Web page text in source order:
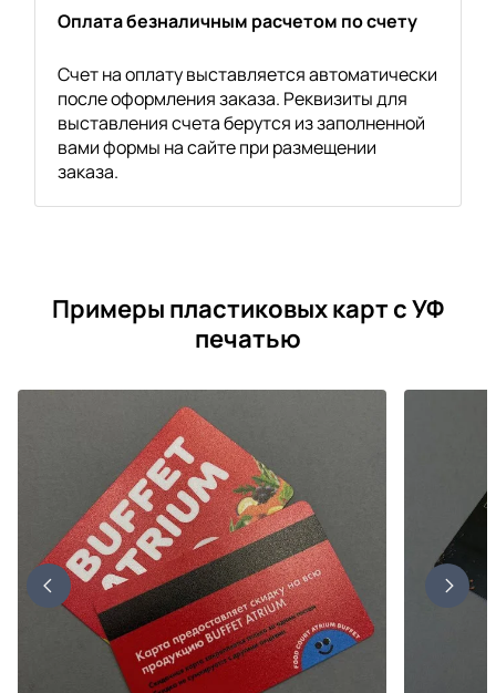
Оплата безналичным расчетом по счету
Счет на оплату выставляется автоматически
после оформления заказа. Реквизиты для
выставления счета берутся из заполненной
вами формы на сайте при размещении
заказа.
Примеры пластиковых карт с УФ
печатью